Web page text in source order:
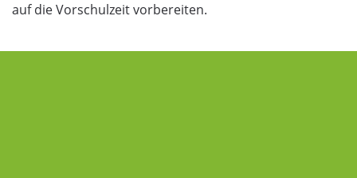
auf die Vorschulzeit vorbereiten.